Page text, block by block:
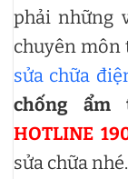
phải những
chuyên môn
sửa chữa
chống ẩm
HOTLINE
sửa chữa nhé.